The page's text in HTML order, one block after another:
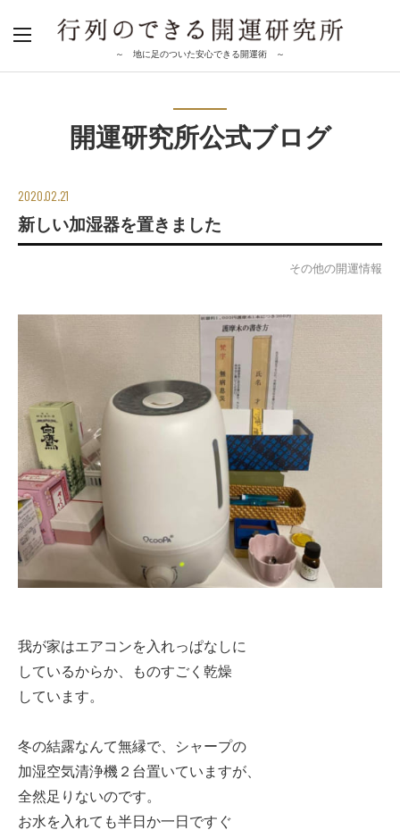
～ 地に足のついた安心できる開運術 ～
開運研究所公式ブログ
2020.02.21
新しい加湿器を置きました
その他の開運情報
我が家はエアコンを入れっぱなしに
しているからか、ものすごく乾燥
しています。
冬の結露なんて無縁で、シャープの
加湿空気清浄機２台置いていますが、
全然足りないのです。
お水を入れても半日か一日ですぐ